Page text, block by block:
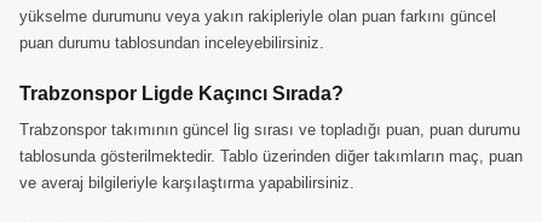
yükselme durumunu veya yakın rakipleriyle olan puan farkını güncel
puan durumu tablosundan inceleyebilirsiniz.
Trabzonspor Ligde Kaçıncı Sırada?
Trabzonspor takımının güncel lig sırası ve topladığı puan, puan durumu
tablosunda gösterilmektedir. Tablo üzerinden diğer takımların maç, puan
ve averaj bilgileriyle karşılaştırma yapabilirsiniz.